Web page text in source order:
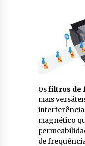
Osfiltros de
mais
magnético
de